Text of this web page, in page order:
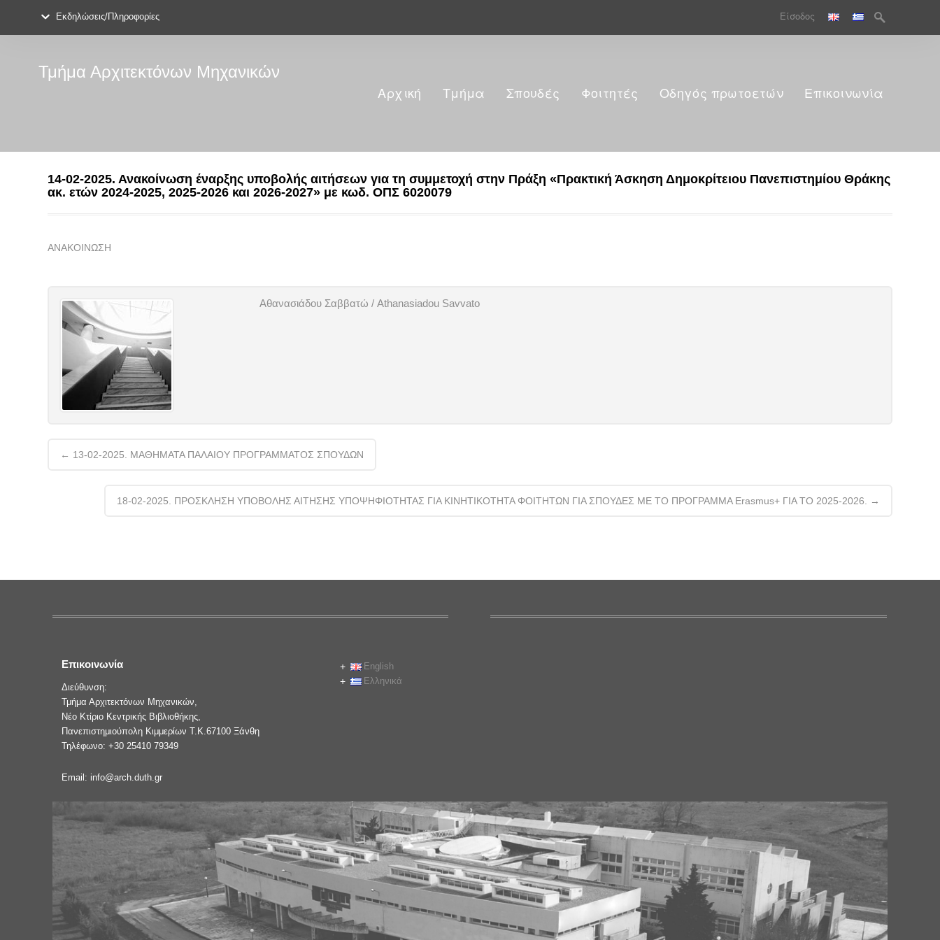
Εκδηλώσεις/Πληροφορίες Είσοδος
Search
for:
Τμήμα Αρχιτεκτόνων Μηχανικών
Αρχική Τμήμα Σπουδές Φοιτητές Οδηγός πρωτοετών Επικοινωνία
14-02-2025. Ανακοίνωση έναρξης υποβολής αιτήσεων για τη συμμετοχή στην Πράξη «Πρακτική Άσκηση Δημοκρίτειου Πανεπιστημίου Θράκης
ακ. ετών 2024-2025, 2025-2026 και 2026-2027» με κωδ. ΟΠΣ 6020079
ΑΝΑΚΟΙΝΩΣΗ
Αθανασιάδου Σαββατώ / Athanasiadou Savvato
navigation
← 13-02-2025. ΜΑΘΗΜΑΤΑ ΠΑΛΑΙΟΥ ΠΡΟΓΡΑΜΜΑΤΟΣ ΣΠΟΥΔΩΝ
18-02-2025. ΠΡΟΣΚΛΗΣΗ ΥΠΟΒΟΛΗΣ ΑΙΤΗΣΗΣ ΥΠΟΨΗΦΙΟΤΗΤΑΣ ΓΙΑ ΚΙΝΗΤΙΚΟΤΗΤΑ ΦΟΙΤΗΤΩΝ ΓΙΑ ΣΠΟΥΔΕΣ ΜΕ ΤΟ ΠΡΟΓΡΑΜΜΑ Erasmus+ ΓΙΑ ΤΟ 2025-2026. →
Επικοινωνία
Διεύθυνση:
Τμήμα Αρχιτεκτόνων Μηχανικών,
Νέο Κτίριο Κεντρικής Βιβλιοθήκης,
Πανεπιστημιούπολη Κιμμερίων Τ.Κ.67100 Ξάνθη
Τηλέφωνο: +30 25410 79349
Email: info@arch.duth.gr
English
Ελληνικά